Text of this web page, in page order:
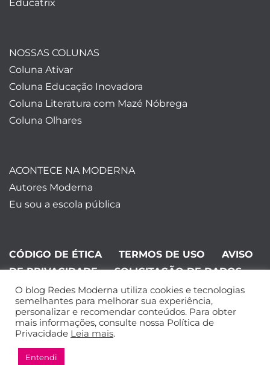
Educatrix
NOSSAS COLUNAS
Coluna Ativar
Coluna Educação Inovadora
Coluna Literatura com Mazé Nóbrega
Coluna Olhares
ACONTECE NA MODERNA
Autores Moderna
Eu sou a escola pública
CÓDIGO DE ÉTICA TERMOS DE USO
AVISO
DE PRIVACIDADE
SOLICITAÇÃO DE DADOS
©Editora Moderna 2024. Todos os
direitos reservados.
O blog Redes Moderna utiliza cookies e tecnologias
semelhantes para melhorar sua experiência,
personalizar e recomendar conteúdos. Para obter
mais informações, consulte nossa Política de
Privacidade Leia mais.
Entendi